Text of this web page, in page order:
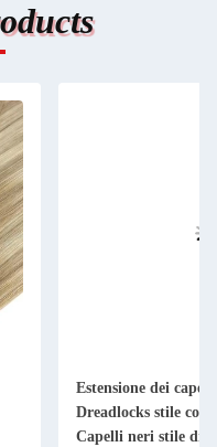
Estensione dei
Dreadlocks stile con
Capelli neri stile